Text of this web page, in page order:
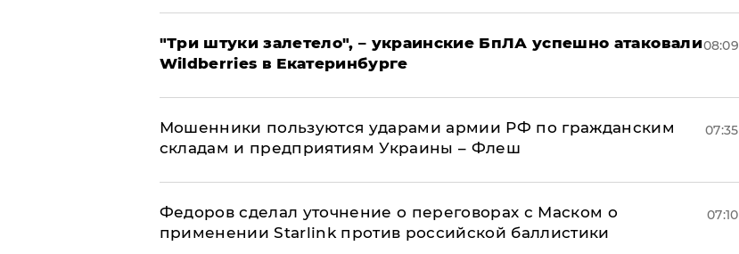
"Три штуки залетело", – украинские БпЛА успешно атаковали
Wildberries в Екатеринбурге
08:09
Мошенники пользуются ударами армии РФ по гражданским
складам и предприятиям Украины – Флеш
07:35
Федоров сделал уточнение о переговорах с Маском о
применении Starlink против российской баллистики
07:10